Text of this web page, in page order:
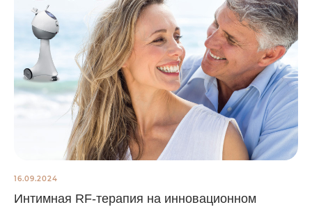
16.09.2024
Интимная RF-терапия на инновационном